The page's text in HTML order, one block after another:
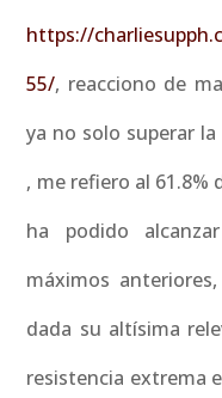
https://
55/, reacciono de
ya no solo superar
, me refiero al 61.8%
ha podido
máximos
dada su altísima
resistencia extrema